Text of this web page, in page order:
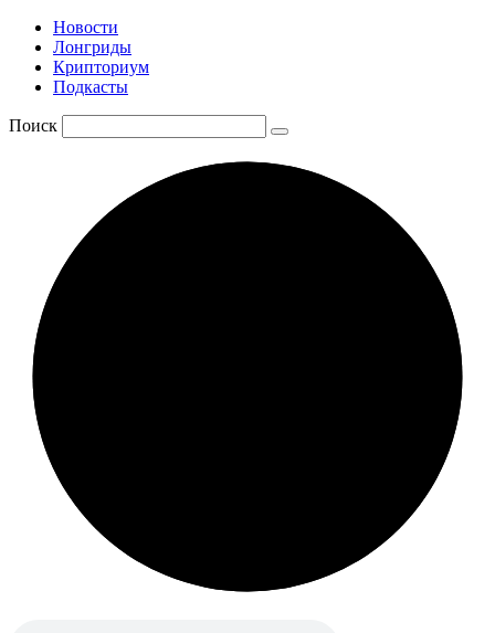
Новости
Лонгриды
Крипториум
Подкасты
Поиск